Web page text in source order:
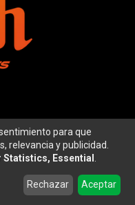
Wishlist Account
para que
relevancia y publicidad.
Essential
Rechazar Aceptar